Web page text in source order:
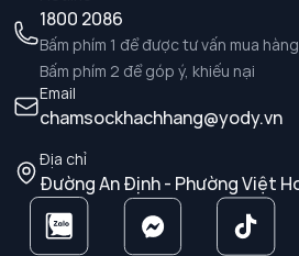
1800 2086
Bấm phím 1 để được tư vấn mua hàng
Bấm phím 2 để góp ý, khiếu nại
Email
chamsockhachhang@yody.vn
Địa chỉ
Đường An Định - Phường Việt